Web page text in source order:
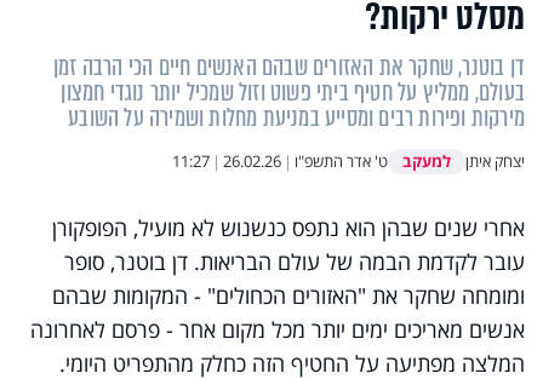
מסלט ירקות?
דן בוטנר, שחקר את האזורים שבהם האנשים חיים הכי הרבה זמן
בעולם, ממליץ על חטיף ביתי פשוט וזול שמכיל יותר נוגדי חמצון
מירקות ופירות רבים ומסייע במניעת מחלות ושמירה על השובע
יצחק איתן למעקב ט' אדר התשפ"ו |
26.02.26
|
11:27
אחרי שנים שבהן הוא נתפס כנשנוש לא מועיל, הפופקורן
עובר לקדמת הבמה של עולם הבריאות. דן בוטנר, סופר
ומומחה שחקר את "האזורים הכחולים" - המקומות שבהם
אנשים מאריכים ימים יותר מכל מקום אחר - פרסם לאחרונה
המלצה מפתיעה על החטיף הזה כחלק מהתפריט היומי.